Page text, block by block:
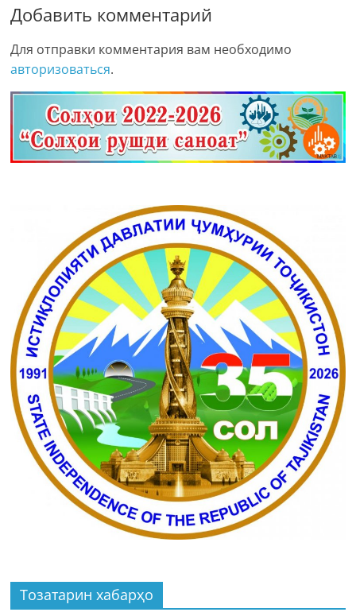
Добавить комментарий
Для отправки комментария вам необходимо
авторизоваться.
Тозатарин хабарҳо